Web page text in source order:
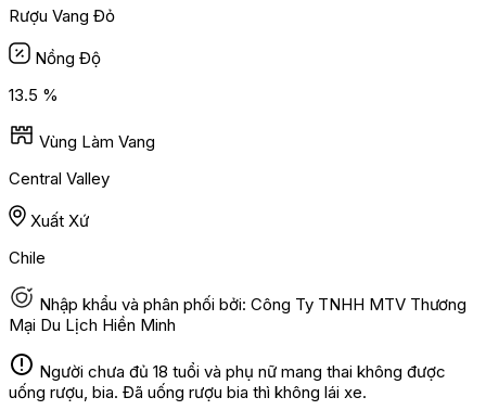
Rượu Vang Đỏ
Nồng Độ
13.5 %
Vùng Làm Vang
Central Valley
Xuất Xứ
Chile
Nhập khẩu và phân phối bởi: Công Ty TNHH MTV Thương
Mại Du Lịch Hiền Minh
Người chưa đủ 18 tuổi và phụ nữ mang thai không được
uống rượu, bia. Đã uống rượu bia thì không lái xe.